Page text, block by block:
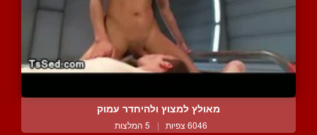
מאולץ למצוץ ולהיחדר עמוק
6046 צפיות | 5 המלצות